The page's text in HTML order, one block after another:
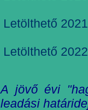
Letölthető
Letölthető
A jövő évi
leadási